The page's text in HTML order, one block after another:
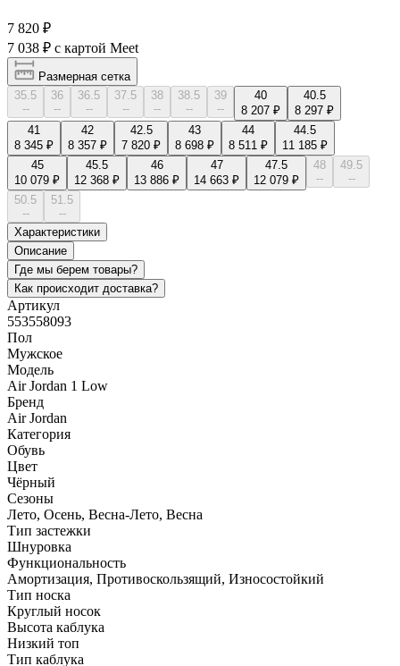
7 820 ₽
7 038 ₽ с картой Meet
Размерная сетка
35.5
--
36
--
36.5
--
37.5
--
38
--
38.5
--
39
--
40
8 207 ₽
40.5
8 297 ₽
41
8 345 ₽
42
8 357 ₽
42.5
7 820 ₽
43
8 698 ₽
44
8 511 ₽
44.5
11 185 ₽
45
10 079 ₽
45.5
12 368 ₽
46
13 886 ₽
47
14 663 ₽
47.5
12 079 ₽
48
--
49.5
--
50.5
--
51.5
--
Характеристики
Описание
Где мы берем товары?
Как происходит доставка?
Артикул
553558093
Пол
Мужское
Модель
Air Jordan 1 Low
Бренд
Air Jordan
Категория
Обувь
Цвет
Чёрный
Сезоны
Лето, Осень, Весна-Лето, Весна
Тип застежки
Шнуровка
Функциональность
Амортизация, Противоскользящий, Износостойкий
Тип носка
Круглый носок
Высота каблука
Низкий топ
Тип каблука